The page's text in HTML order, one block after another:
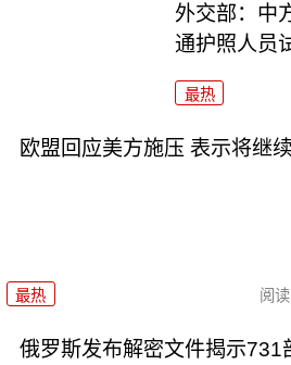
外交部：中
通护照人员
最热
欧盟回应美方施压 表示将继
最热 阅读
俄罗斯发布解密文件揭示731